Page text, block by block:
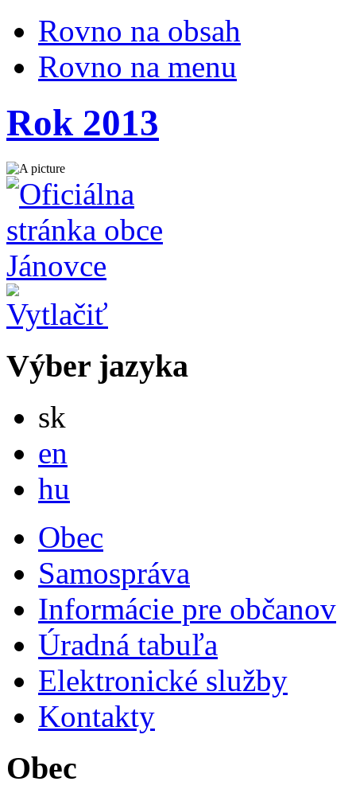
Rovno na obsah
Rovno na menu
Rok 2013
Výber jazyka
sk
en
hu
Obec
Samospráva
Informácie pre občanov
Úradná tabuľa
Elektronické služby
Kontakty
Obec